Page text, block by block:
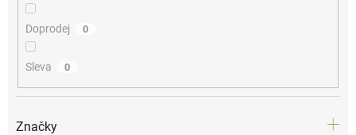
Doprodej 0
Sleva 0
Značky